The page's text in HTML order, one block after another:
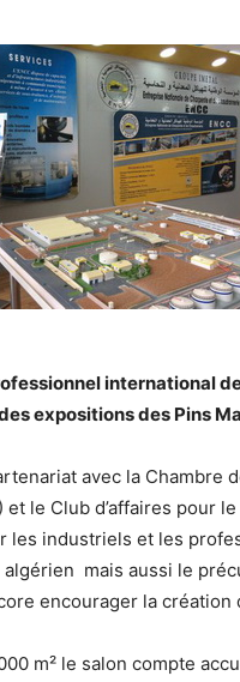
international
expositions des Pins
avec la Chambre
et le Club d’affaires pour
les industriels et les
mais aussi le
encourager la création
m² le salon compte